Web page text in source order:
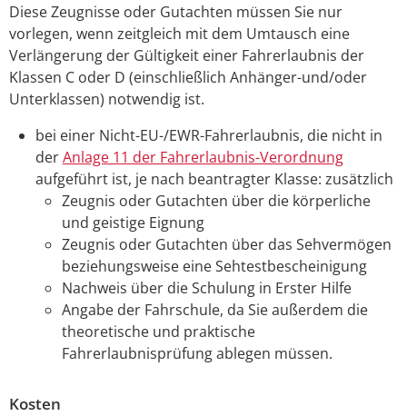
Diese Zeugnisse oder Gutachten müssen Sie nur
vorlegen, wenn zeitgleich mit dem Umtausch eine
Verlängerung der Gültigkeit einer Fahrerlaubnis der
Klassen C oder D (einschließlich Anhänger-und/oder
Unterklassen) notwendig ist.
bei einer Nicht-EU-/EWR-Fahrerlaubnis, die nicht in
derAnlage 11 der Fahrerlaubnis-Verordnung
aufgeführt ist, je nach beantragter Klasse: zusätzlich
Zeugnis oder Gutachten über die körperliche
und geistige Eignung
Zeugnis oder Gutachten über das Sehvermögen
beziehungsweise eine Sehtestbescheinigung
Nachweis über die Schulung in Erster Hilfe
Angabe der Fahrschule, da Sie außerdem die
theoretische und praktische
Fahrerlaubnisprüfung ablegen müssen.
Kosten